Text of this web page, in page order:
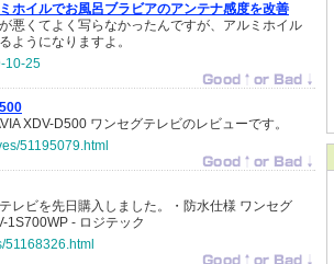
ホイルでお風呂ブラビアのアンテナ感度を改善
悪くてよく写らなかったんですが、アルミホイル
ようになりますよ。
10-25
XDV-D500 ワンセグテレビのレビューです。
51195079.html
レビを先日購入しました。・防水仕様 ワンセグ
1S700WP - ロジテック